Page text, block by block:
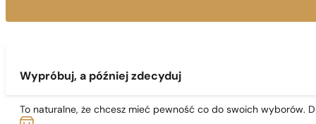
Wypróbuj, a później zdecyduj
To naturalne, że chcesz mieć pewność co do swoich wyborów.